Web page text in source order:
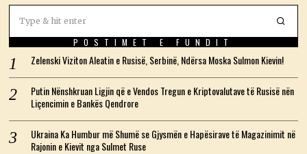
POSTIMET E FUNDIT
Zelenski Viziton Aleatin e Rusisë, Serbinë, Ndërsa Moska Sulmon Kievin!
Putin Nënshkruan Ligjin që e Vendos Tregun e Kriptovalutave të Rusisë nën
Liçencimin e Bankës Qendrore
Ukraina Ka Humbur më Shumë se Gjysmën e Hapësirave të Magazinimit në
Rajonin e Kievit nga Sulmet Ruse